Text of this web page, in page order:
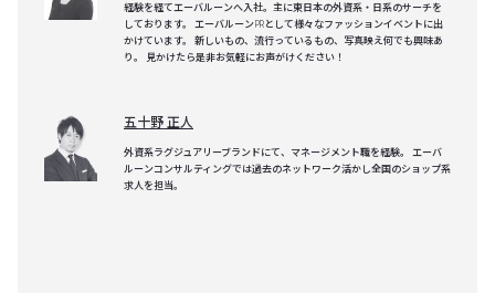
経験を経てエーバルーンへ入社。主に東日本の外資系・日系のサーチを
しております。 エーバルーンPRとして様々なファッションイベントに出
かけています。 新しいもの、流行っているもの、写真映え何でも興味あ
り。 見かけたら是非お気軽にお声がけください！
五十野 正人
外資系ラグジュアリーブランドにて、マネージメント職を経験。 エーバ
ルーンコンサルティングでは過去のネットワーク活かし全国のショップ系
求人を担当。